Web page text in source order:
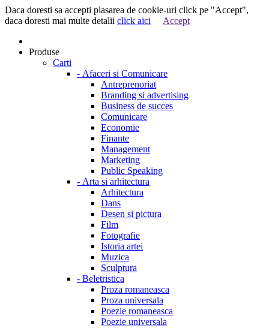
Daca doresti sa accepti plasarea de cookie-uri click pe "Accept",
daca doresti mai multe detalii click aici Accept
Produse
Carti
- Afaceri si Comunicare
Antreprenoriat
Branding si advertising
Business de succes
Comunicare
Economie
Finante
Management
Marketing
Public Speaking
- Arta si arhitectura
Arhitectura
Dans
Desen si pictura
Film
Fotografie
Istoria artei
Muzica
Sculptura
- Beletristica
Proza romaneasca
Proza universala
Poezie romaneasca
Poezie universala